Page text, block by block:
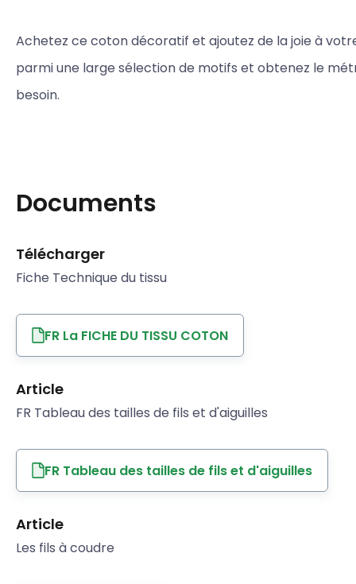
Achetez ce coton décoratif et ajoutez de la joie à
parmi une large sélection de motifs et obtenez le
besoin.
Documents
Télécharger
Fiche Technique du tissu
FR La FICHE DU TISSU COTON
Article
FR Tableau des tailles de fils et d'aiguilles
FR Tableau des tailles de fils et d'aiguilles
Article
Les fils à coudre